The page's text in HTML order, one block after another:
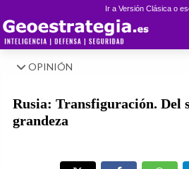
Ir a Versión Clásica o
OPINIÓN
Rusia: Transfiguración. Del
grandeza